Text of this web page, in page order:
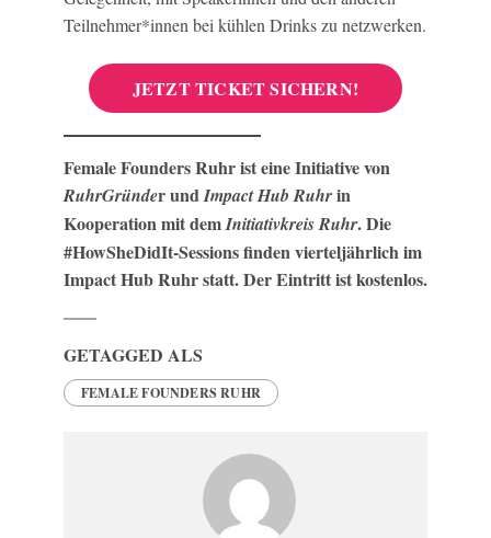
Teilnehmer*innen bei kühlen Drinks zu netzwerken.
JETZT TICKET SICHERN!
Female Founders Ruhr ist eine Initiative von
RuhrGründer undImpact Hub Ruhrin
Kooperation mit demInitiativkreis Ruhr. Die
#HowSheDidIt-Sessions finden vierteljährlich im
Impact Hub Ruhr statt. Der Eintritt ist kostenlos.
GETAGGED ALS
FEMALE FOUNDERS RUHR